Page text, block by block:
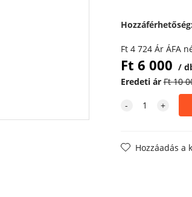
Hozzáférhetőség:
Ft 4 724 Ár ÁFA
Ft 6 000
Eredeti ár Ft10
Hozzáadás a